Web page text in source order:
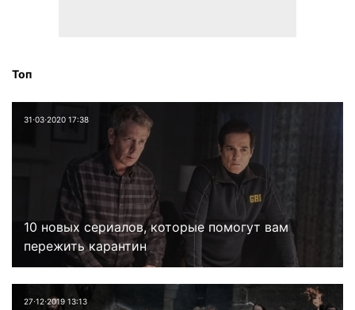
Топ
31⋅03⋅2020 17:38
10 новых сериалов, которые помогут вам
пережить карантин
27⋅12⋅2019 13:13